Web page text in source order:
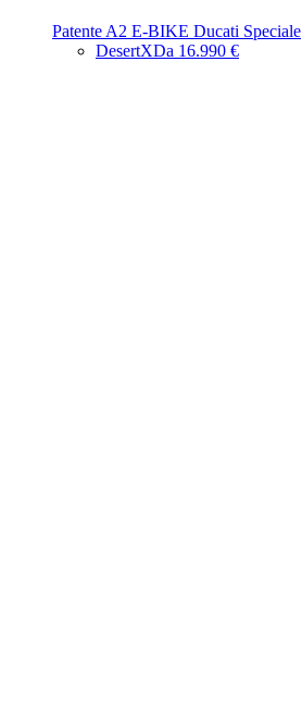
Patente A2 E-BIKE Ducati Speciale
DesertXDa 16.990 €